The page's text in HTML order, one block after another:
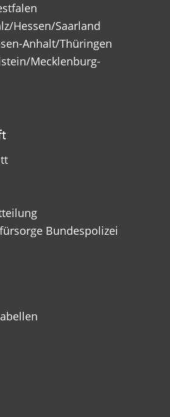
Hessen/Saarland
Anhalt/Thüringen
Mecklenburg-
Bundespolizei